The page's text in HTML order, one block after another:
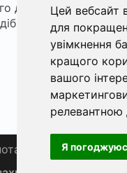
Цей вебсайт
для
увімкнення
кращого
вашого
релевантною
Я
для воблера 90–110
ривком, і вода
🎣 База знань